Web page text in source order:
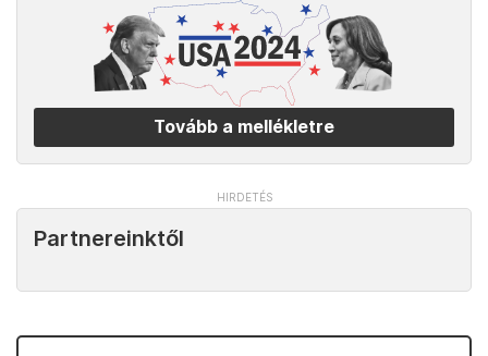
Tovább a mellékletre
Partnereinktől